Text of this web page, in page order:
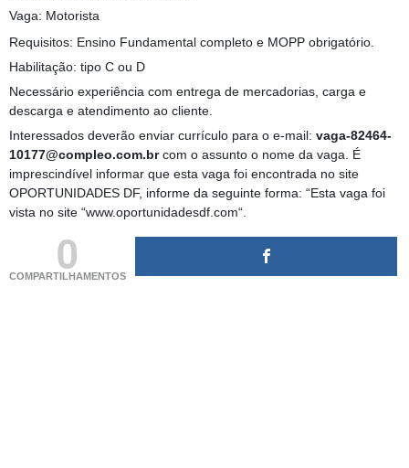
Vaga: Motorista
Requisitos: Ensino Fundamental completo e MOPP obrigatório.
Habilitação: tipo C ou D
Necessário experiência com entrega de mercadorias, carga e
descarga e atendimento ao cliente.
Interessados deverão enviar currículo para o e-mail: vaga-82464-
10177@compleo.com.brcom o assunto o nome da vaga. É
imprescindível informar que esta vaga foi encontrada no site
OPORTUNIDADES DF, informe da seguinte forma: “Esta vaga foi
vista no site “www.oportunidadesdf.com“.
0
COMPARTILHAMENTOS